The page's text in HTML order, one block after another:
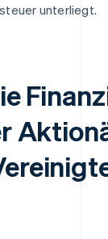
unterliegt.